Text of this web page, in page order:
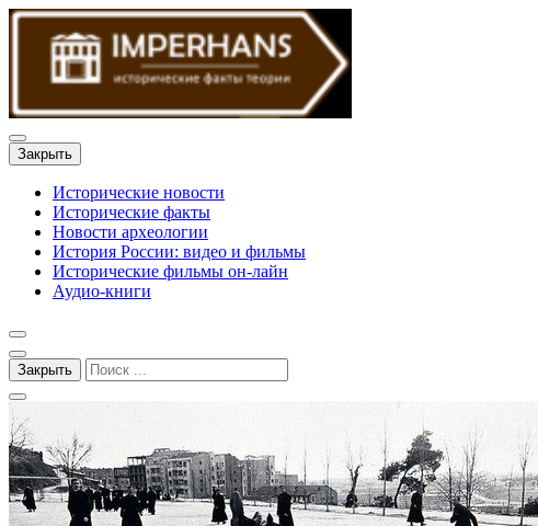
Закрыть
Исторические новости
Исторические факты
Новости археологии
История России: видео и фильмы
Исторические фильмы он-лайн
Аудио-книги
Закрыть